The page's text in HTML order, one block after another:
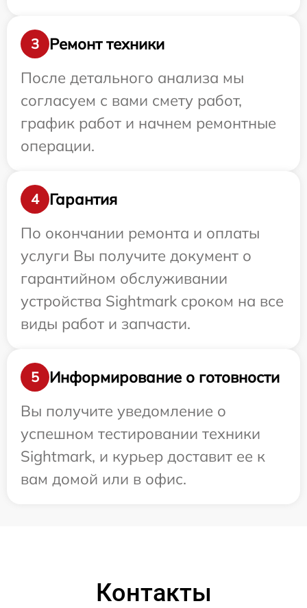
3
Ремонт техники
После детального анализа мы
согласуем с вами смету работ,
график работ и начнем ремонтные
операции.
4
Гарантия
По окончании ремонта и оплаты
услуги Вы получите документ о
гарантийном обслуживании
устройства Sightmark сроком на все
виды работ и запчасти.
5
Информирование о готовности
Вы получите уведомление о
успешном тестировании техники
Sightmark, и курьер доставит ее к
вам домой или в офис.
Контакты